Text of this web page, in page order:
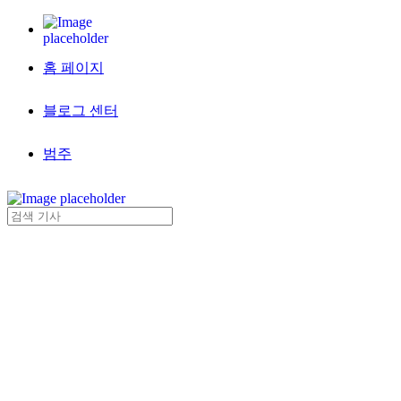
홈 페이지
블로그 센터
범주